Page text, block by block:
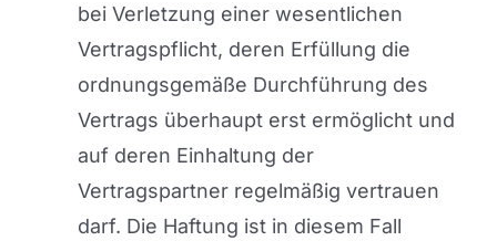
bei Verletzung einer wesentlichen
Vertragspflicht, deren Erfüllung die
ordnungsgemäße Durchführung des
Vertrags überhaupt erst ermöglicht und
auf deren Einhaltung der
Vertragspartner regelmäßig vertrauen
darf. Die Haftung ist in diesem Fall